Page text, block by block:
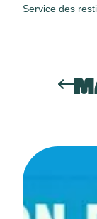
Service des